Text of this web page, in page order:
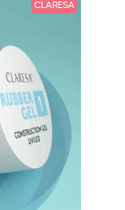
CLARESA